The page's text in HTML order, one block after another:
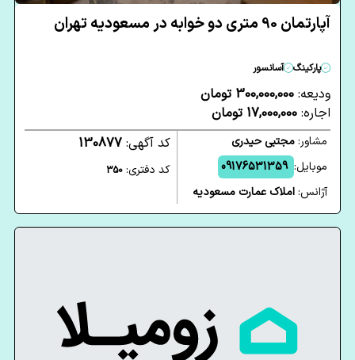
آپارتمان 90 متری دو خوابه در مسعودیه تهران
پارکینگ آسانسور
ودیعه: 300,000,000 تومان
اجاره: 17,000,000 تومان
مشاور:مجتبی حیدری
موبایل: 09176531359
آژانس:املاک عمارت مسعودیه
کد آگهی: 130877
کد دفتری: 350